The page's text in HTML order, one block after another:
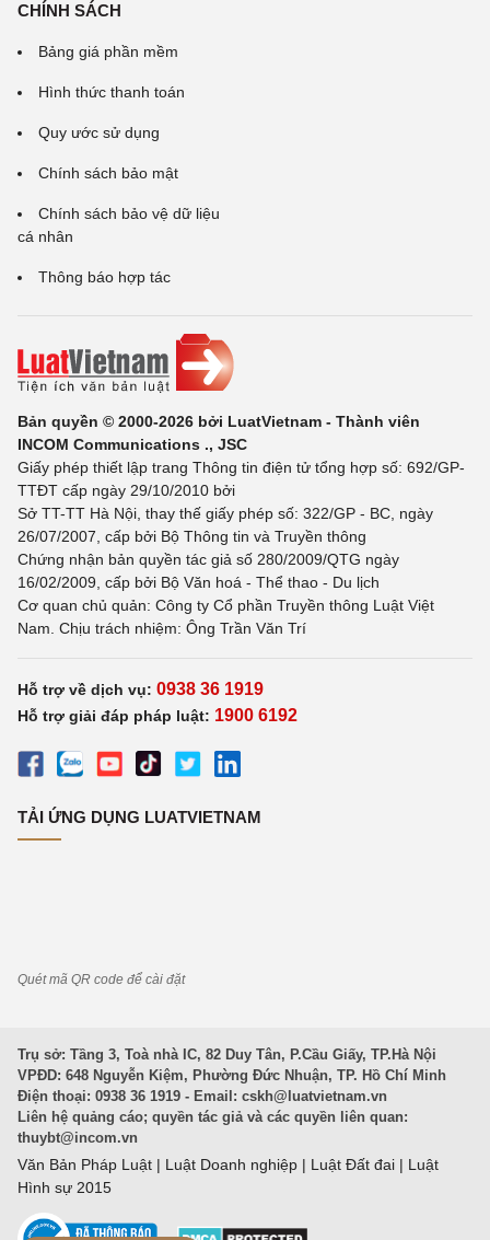
CHÍNH SÁCH
Bảng giá phần mềm
Hình thức thanh toán
Quy ước sử dụng
Chính sách bảo mật
Chính sách bảo vệ dữ liệu
cá nhân
Thông báo hợp tác
Bản quyền © 2000-2026 bởi LuatVietnam - Thành viên
INCOM Communications ., JSC
Giấy phép thiết lập trang Thông tin điện tử tổng hợp số: 692/GP-
TTĐT cấp ngày 29/10/2010 bởi
Sở TT-TT Hà Nội, thay thế giấy phép số: 322/GP - BC, ngày
26/07/2007, cấp bởi Bộ Thông tin và Truyền thông
Chứng nhận bản quyền tác giả số 280/2009/QTG ngày
16/02/2009, cấp bởi Bộ Văn hoá - Thể thao - Du lịch
Cơ quan chủ quản: Công ty Cổ phần Truyền thông Luật Việt
Nam. Chịu trách nhiệm: Ông Trần Văn Trí
Hỗ trợ về dịch vụ: 0938 36 1919
Hỗ trợ giải đáp pháp luật: 1900 6192
TẢI ỨNG DỤNG LUATVIETNAM
Quét mã QR code để cài đặt
Trụ sở: Tầng 3, Toà nhà IC, 82 Duy Tân, P.Cầu Giấy, TP.Hà Nội
VPĐD: 648 Nguyễn Kiệm, Phường Đức Nhuận, TP. Hồ Chí Minh
Điện thoại: 0938 36 1919 - Email: cskh@luatvietnam.vn
Liên hệ quảng cáo; quyền tác giả và các quyền liên quan:
thuybt@incom.vn
Văn Bản Pháp Luật | Luật Doanh nghiệp | Luật Đất đai | Luật
Hình sự 2015